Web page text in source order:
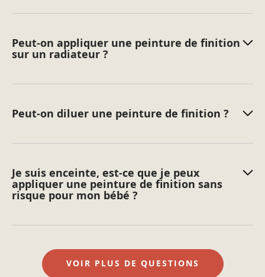
Peut-on appliquer une peinture de finition
sur un radiateur ?
Peut-on diluer une peinture de finition ?
Je suis enceinte, est-ce que je peux
appliquer une peinture de finition sans
risque pour mon bébé ?
VOIR PLUS DE QUESTIONS